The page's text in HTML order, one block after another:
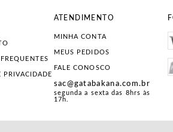
PRIVACIDADE
ATENDIMENTO
MINHA CONTA
MEUS PEDIDOS
FALE CONOSCO
sac@gatabakana.com.br
segunda a sexta das 8hrs às
17h.